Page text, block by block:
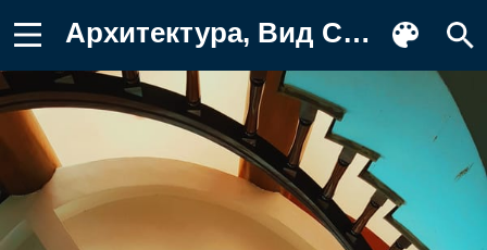
Архитектура, Вид Сверху, Разное Фон для телефона